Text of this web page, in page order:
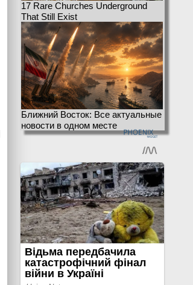
17 Rare Churches Underground
That Still Exist
Ближний Восток: Все актуальные
новости в одном месте